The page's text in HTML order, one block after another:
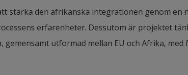
stärka den afrikanska integrationen genom en
erfarenheter. Dessutom är projektet
utformad mellan EU och Afrika, med